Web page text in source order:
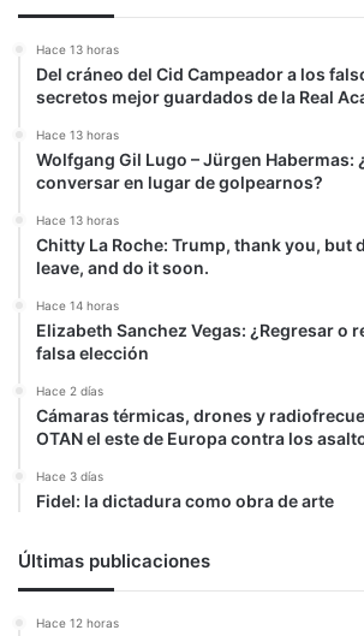
Hace 13 horas
Del cráneo del Cid Campeador a los
secretos mejor guardados de la Real
Hace 13 horas
Wolfgang Gil Lugo – Jürgen Habermas:
conversar en lugar de golpearnos?
Hace 13 horas
Chitty La Roche: Trump, thank you, but
leave, and do it soon.
Hace 14 horas
Elizabeth Sanchez Vegas: ¿Regresar o
falsa elección
Hace 2 días
Cámaras térmicas, drones y
OTAN el este de Europa contra los
Hace 3 días
Fidel: la dictadura como obra de arte
Últimas publicaciones
Hace 12 horas